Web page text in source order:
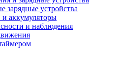
зарядные устройства
и аккумуляторы
и наблюдения